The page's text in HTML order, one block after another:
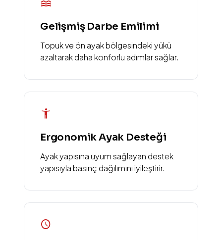
waves
Gelişmiş Darbe Emilimi
Topuk ve ön ayak bölgesindeki yükü
azaltarak daha konforlu adımlar sağlar.
accessibility_new
Ergonomik Ayak Desteği
Ayak yapısına uyum sağlayan destek
yapısıyla basınç dağılımını iyileştirir.
schedule